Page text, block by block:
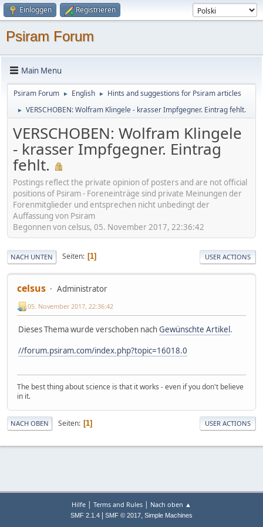
Einloggen Registrieren
Psiram Forum
Main Menu
Psiram Forum ► English ► Hints and suggestions for Psiram articles
► VERSCHOBEN: Wolfram Klingele - krasser Impfgegner. Eintrag fehlt.
VERSCHOBEN: Wolfram Klingele
- krasser Impfgegner. Eintrag
fehlt.
Postings reflect the private opinion of posters and are not official
positions of Psiram - Foreneinträge sind private Meinungen der
Forenmitglieder und entsprechen nicht unbedingt der
Auffassung von Psiram
Begonnen von celsus, 05. November 2017, 22:36:42
NACH UNTEN Seiten 1 USER ACTIONS
celsus Administrator
05. November 2017, 22:36:42
Dieses Thema wurde verschoben nachGewünschte Artikel.
//forum.psiram.com/index.php?topic=16018.0
The best thing about science is that it works - even if you don't believe
in it.
NACH OBEN Seiten 1 USER ACTIONS
Hilfe | Terms and Rules | Nach oben ▲
SMF 2.1.4 SMF © 2017, Simple Machines